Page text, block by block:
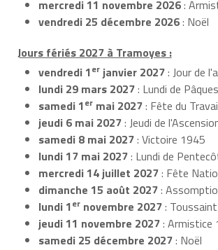
mercredi 11 novembre 2026:
vendredi 25 décembre 2026: Noël
Jours fériés 2027 à Tramoyes :
vendredi 1er janvier 2027: Jour de
lundi 29 mars 2027: Lundi de Pâques
samedi 1er mai 2027: Fête du
jeudi 6 mai 2027: Jeudi de
samedi 8 mai 2027: Victoire 1945
lundi 17 mai 2027: Lundi de
mercredi 14 juillet 2027: Fête
dimanche 15 août 2027:
lundi 1er novembre 2027: Toussaint
jeudi 11 novembre 2027: Armistice
samedi 25 décembre 2027: Noël